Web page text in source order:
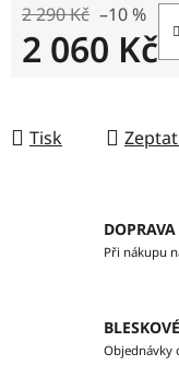
2 290 Kč –10 %
2 060 Kč
Tisk
Při nákupu
Objednávky